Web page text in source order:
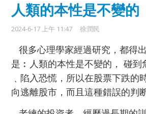
人類的本性是不變的
2024-6-17 上午 11:47 徐潤民
很多心理學家經過研究，都得
是︰人類的本性是不變的， 碰到
﹑陷入恐慌，所以在股票下跌的
向逃離股市，而且這種錯誤的判